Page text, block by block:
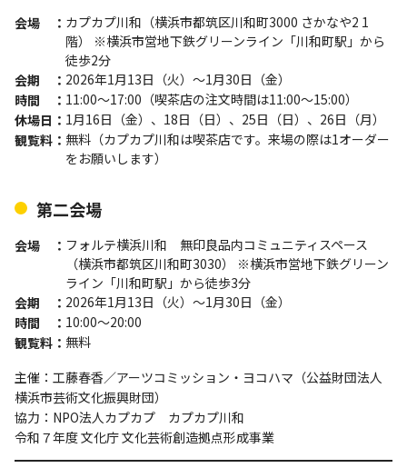
会場
カプカプ川和（横浜市都筑区川和町3000 さかなや2 1
階） ※横浜市営地下鉄グリーンライン「川和町駅」から
徒歩2分
会期
2026年1月13日（火）～1月30日（金）
時間
11:00～17:00（喫茶店の注文時間は11:00～15:00）
休場日
1月16日（金）、18日（日）、25日（日）、26日（月）
観覧料
無料（カプカプ川和は喫茶店です。来場の際は1オーダー
をお願いします）
第二会場
会場
フォルテ横浜川和 無印良品内コミュニティスペース
（横浜市都筑区川和町3030） ※横浜市営地下鉄グリーン
ライン「川和町駅」から徒歩3分
会期
2026年1月13日（火）～1月30日（金）
時間
10:00〜20:00
観覧料
無料
主催：工藤春香／アーツコミッション・ヨコハマ（公益財団法人
横浜市芸術文化振興財団）
協力：NPO法人カプカプ カプカプ川和
令和７年度 文化庁 文化芸術創造拠点形成事業